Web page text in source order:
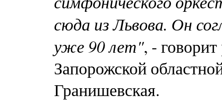
сюда из Львова. Он
уже 90 лет", -
Запорожской
Гранишевская.